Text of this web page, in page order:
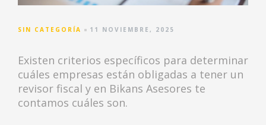
SIN CATEGORÍA 11 NOVIEMBRE, 2025
Existen criterios específicos para determinar
cuáles empresas están obligadas a tener un
revisor fiscal y en Bikans Asesores te
contamos cuáles son.